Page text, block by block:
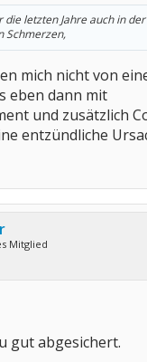
letzten Jahre auch in
Schmerzen,
mich nicht von
eben dann mit
und zusätzlich
entzündliche
Mitglied
gut abgesichert.